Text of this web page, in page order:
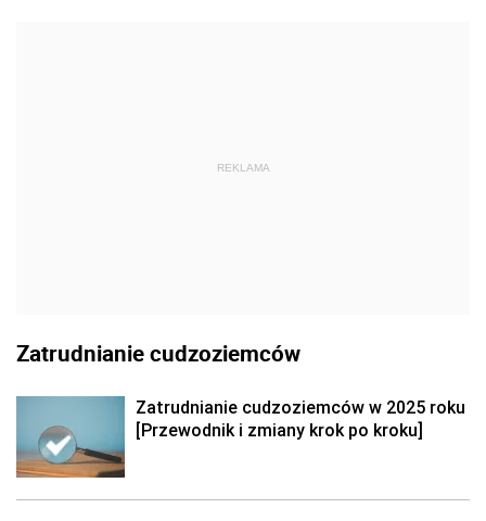
REKLAMA
Zatrudnianie cudzoziemców
Zatrudnianie cudzoziemców w 2025 roku
[Przewodnik i zmiany krok po kroku]